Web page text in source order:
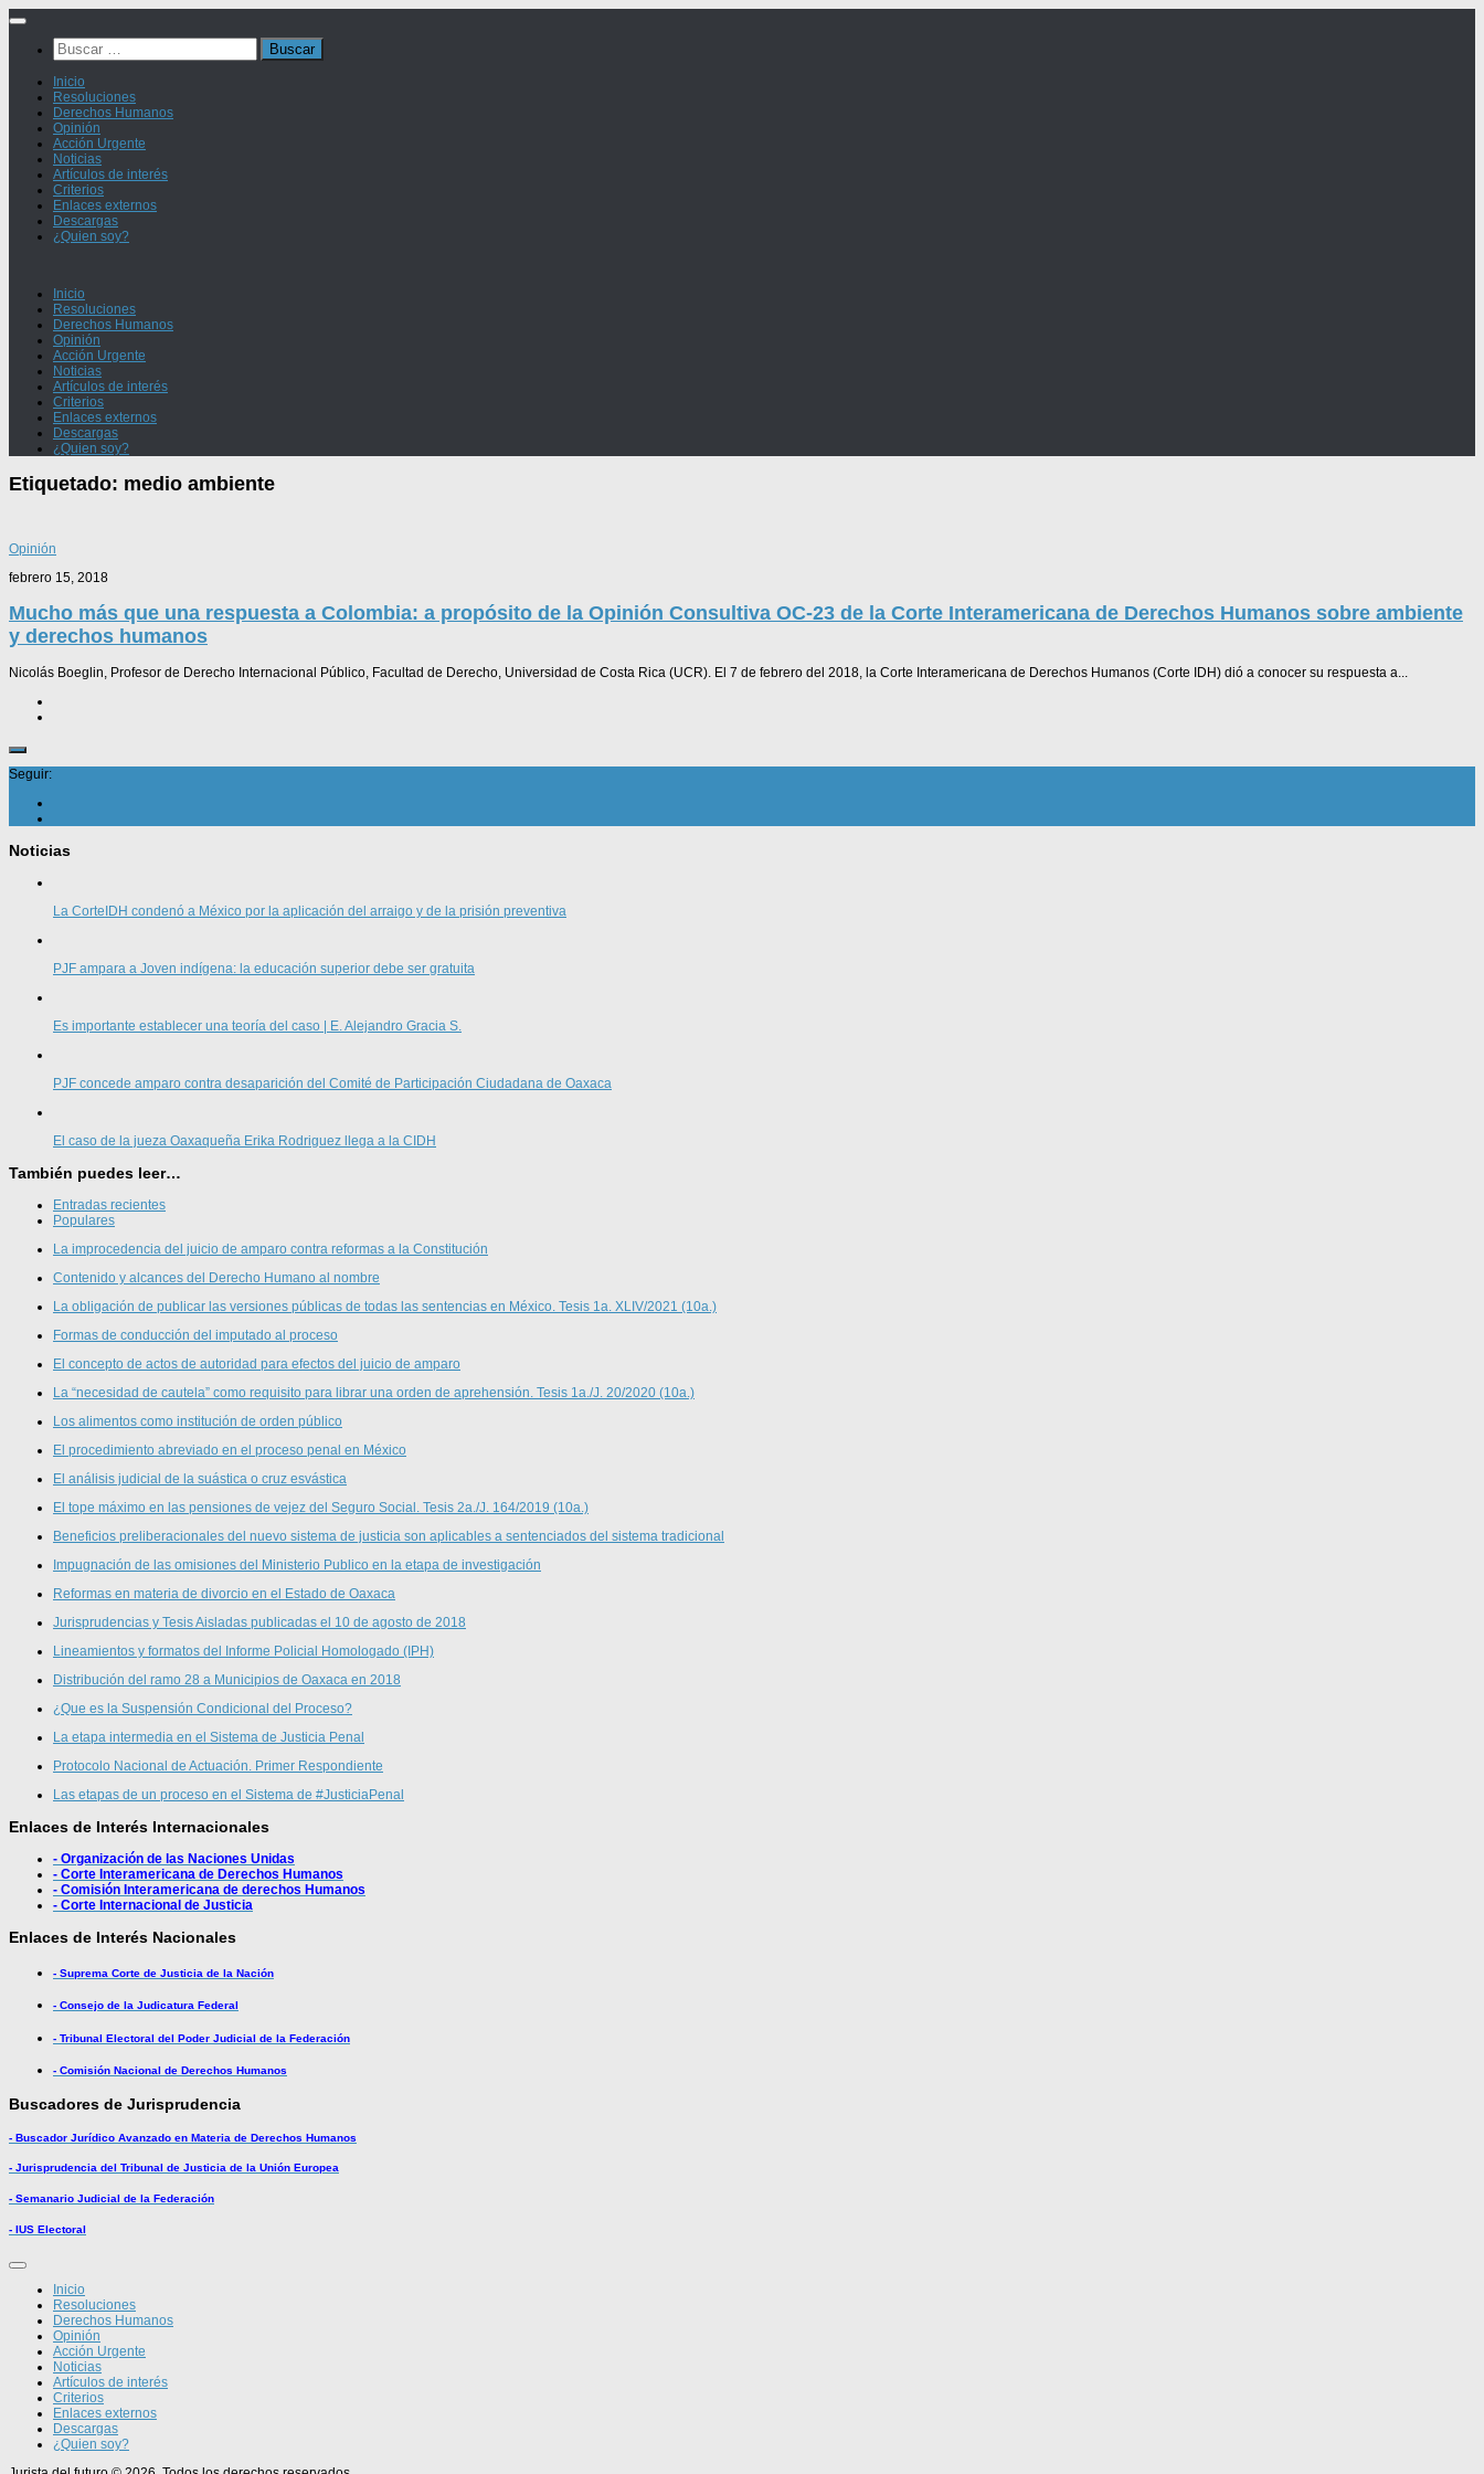
Saltar
contenidoBuscar:
Inicio
Resoluciones
Derechos Humanos
Opinión
Acción Urgente
Noticias
Artículos de interés
Criterios
Enlaces externos
Descargas
¿Quien soy?
Inicio
Resoluciones
Derechos Humanos
Opinión
Acción Urgente
Noticias
Artículos de interés
Criterios
Enlaces externos
Descargas
¿Quien soy?
Etiquetado: medio ambiente
Opinión
febrero 15, 2018
Mucho más que una respuesta a Colombia: a propósito de la Opinión Consultiva OC-23 de la Corte Interamericana de Derechos Humanos sobre ambiente
y derechos humanos
Nicolás Boeglin, Profesor de Derecho Internacional Público, Facultad de Derecho, Universidad de Costa Rica (UCR). El 7 de febrero del 2018, la Corte Interamericana de Derechos Humanos (Corte IDH) dió a conocer su respuesta a...
Seguir:
Noticias
La CorteIDH condenó a México por la aplicación del arraigo y de la prisión preventiva
PJF ampara a Joven indígena: la educación superior debe ser gratuita
Es importante establecer una teoría del caso | E. Alejandro Gracia S.
PJF concede amparo contra desaparición del Comité de Participación Ciudadana de Oaxaca
El caso de la jueza Oaxaqueña Erika Rodriguez llega a la CIDH
También puedes leer…
Entradas recientes
Populares
La improcedencia del juicio de amparo contra reformas a la Constitución
Contenido y alcances del Derecho Humano al nombre
La obligación de publicar las versiones públicas de todas las sentencias en México. Tesis 1a. XLIV/2021 (10a.)
Formas de conducción del imputado al proceso
El concepto de actos de autoridad para efectos del juicio de amparo
La “necesidad de cautela” como requisito para librar una orden de aprehensión. Tesis 1a./J. 20/2020 (10a.)
Los alimentos como institución de orden público
El procedimiento abreviado en el proceso penal en México
El análisis judicial de la suástica o cruz esvástica
El tope máximo en las pensiones de vejez del Seguro Social. Tesis 2a./J. 164/2019 (10a.)
Beneficios preliberacionales del nuevo sistema de justicia son aplicables a sentenciados del sistema tradicional
Impugnación de las omisiones del Ministerio Publico en la etapa de investigación
Reformas en materia de divorcio en el Estado de Oaxaca
Jurisprudencias y Tesis Aisladas publicadas el 10 de agosto de 2018
Lineamientos y formatos del Informe Policial Homologado (IPH)
Distribución del ramo 28 a Municipios de Oaxaca en 2018
¿Que es la Suspensión Condicional del Proceso?
La etapa intermedia en el Sistema de Justicia Penal
Protocolo Nacional de Actuación. Primer Respondiente
Las etapas de un proceso en el Sistema de #JusticiaPenal
Enlaces de Interés Internacionales
- Organización de las Naciones Unidas
- Corte Interamericana de Derechos Humanos
- Comisión Interamericana de derechos Humanos
- Corte Internacional de Justicia
Enlaces de Interés Nacionales
- Suprema Corte de Justicia de la Nación
- Consejo de la Judicatura Federal
- Tribunal Electoral del Poder Judicial de la Federación
- Comisión Nacional de Derechos Humanos
Buscadores de Jurisprudencia
- Buscador Jurídico Avanzado en Materia de Derechos Humanos
- Jurisprudencia del Tribunal de Justicia de la Unión Europea
- Semanario Judicial de la Federación
- IUS Electoral
Inicio
Resoluciones
Derechos Humanos
Opinión
Acción Urgente
Noticias
Artículos de interés
Criterios
Enlaces externos
Descargas
¿Quien soy?